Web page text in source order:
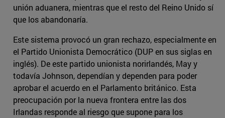
unión aduanera, mientras que el resto del Reino Unido sí
que los abandonaría.
Este sistema provocó un gran rechazo, especialmente en
el Partido Unionista Democrático (DUP en sus siglas en
inglés). De este partido unionista norirlandés, May y
todavía Johnson, dependían y dependen para poder
aprobar el acuerdo en el Parlamento británico. Esta
preocupación por la nueva frontera entre las dos
Irlandas responde al riesgo que supone para los